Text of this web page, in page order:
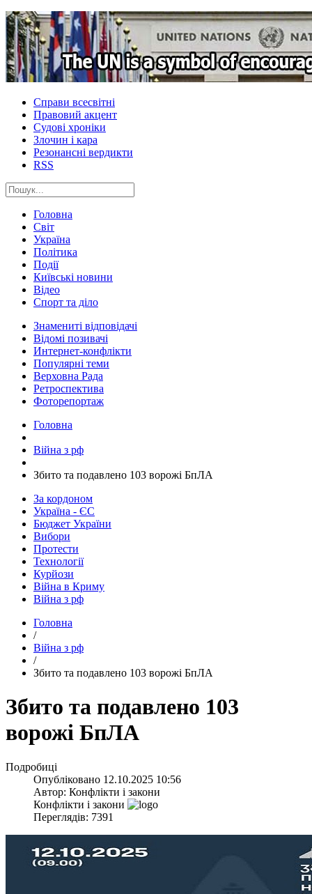
Справи всесвітні
Правовий акцент
Судові хроніки
Злочин і кара
Резонансні вердикти
RSS
Головна
Світ
Україна
Політика
Події
Київські новини
Відео
Спорт та діло
Знамениті відповідачі
Відомі позивачі
Интернет-конфлікти
Популярні теми
Верховна Рада
Ретроспектива
Фоторепортаж
Головна
Війна з рф
​Збито та подавлено 103 ворожі БпЛА
За кордоном
Україна - ЄС
Бюджет України
Вибори
Протести
Технології
Курйози
Війна в Криму
Війна з рф
Головна
/
Війна з рф
/
​Збито та подавлено 103 ворожі БпЛА
​Збито та подавлено 103
ворожі БпЛА
Подробиці
Опубліковано 12.10.2025 10:56
Автор: Конфлікти і закони
Конфлікти і закони
Переглядів: 7391